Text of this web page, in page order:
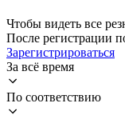
Чтобы видеть все
После регистрации
Зарегистрироваться
За всё время
По соответствию